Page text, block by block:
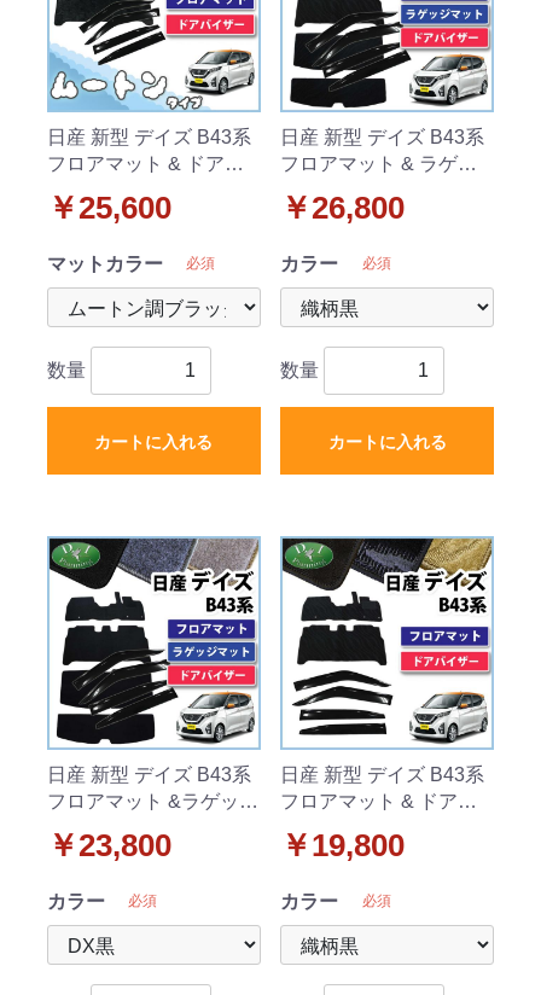
日産 新型 デイズ B43系
フロアマット & ドアバ
トン調 ブラックタイプ
￥25,600
マットカラー 必須
数量
カートに入れる
日産 新型 デイズ B43系
フロアマット & ラゲッ
ー セット 織柄シリーズ
￥26,800
カラー 必須
数量
カートに入れる
日産 新型 デイズ B43系
フロアマット &ラゲッジ
セット DXシリーズ
￥23,800
カラー 必須
日産 新型 デイズ B43系
フロアマット & ドアバ
ーズ
￥19,800
カラー 必須